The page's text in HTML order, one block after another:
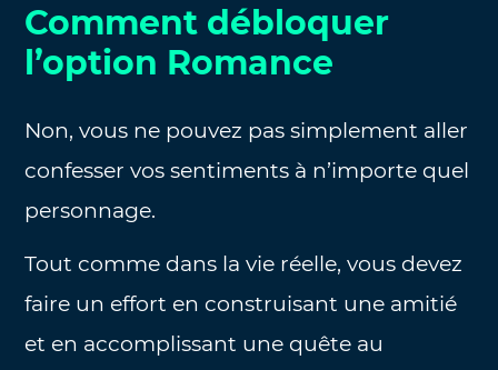
Comment débloquer
l’option Romance
Non, vous ne pouvez pas simplement aller
confesser vos sentiments à n’importe quel
personnage.
Tout comme dans la vie réelle, vous devez
faire un effort en construisant une amitié
et en accomplissant une quête au